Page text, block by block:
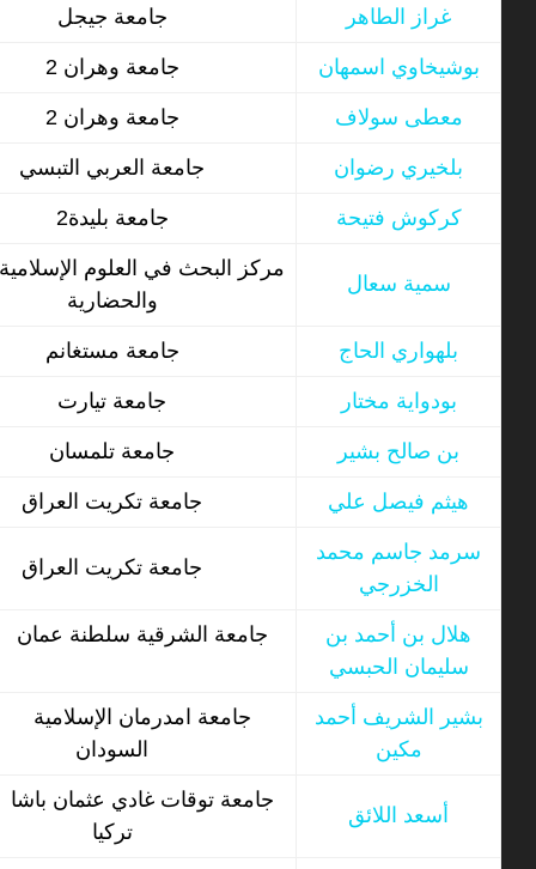
غراز الطاهر
بوشيخاوي اسمهان
معطى سولاف
بلخيري رضوان
كركوش فتيحة
مركز البحث في العلوم الإسلامية
سمية سعال
بلهواري الحاج
بودواية مختار
بن صالح بشير
هيثم فيصل علي
سرمد جاسم محمد
الخزرجي
جامعة الشرقية سلطنة عمان
هلال بن أحمد بن
سليمان الحبسي
جامعة امدرمان الإسلامية
بشير الشريف أحمد
مكين
جامعة توقات غادي عثمان باشا
تركيا
أسعد اللائق